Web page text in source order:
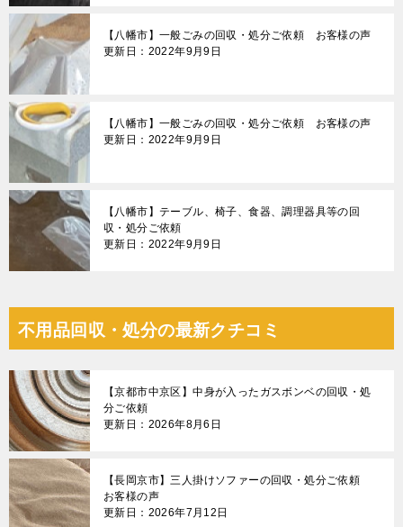
【八幡市】一般ごみの回収・処分ご依頼 お客様の声
更新日：2022年9月9日
【八幡市】一般ごみの回収・処分ご依頼 お客様の声
更新日：2022年9月9日
【八幡市】テーブル、椅子、食器、調理器具等の回
収・処分ご依頼
更新日：2022年9月9日
不用品回収・処分の最新クチコミ
【京都市中京区】中身が入ったガスボンベの回収・処
分ご依頼
更新日：2026年8月6日
【長岡京市】三人掛けソファーの回収・処分ご依頼
お客様の声
更新日：2026年7月12日